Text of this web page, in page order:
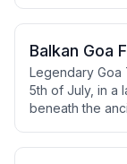
Balkan Goa
Legendary Goa
5th of July, in a
beneath the
light — there